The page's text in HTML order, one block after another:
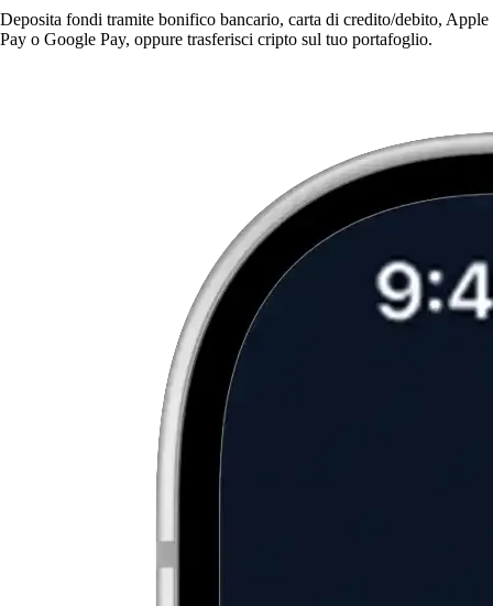
Deposita fondi tramite bonifico bancario, carta di credito/debito, Apple
Pay o Google Pay, oppure trasferisci cripto sul tuo portafoglio.